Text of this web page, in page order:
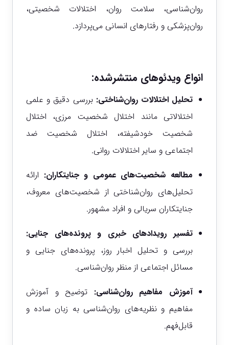
روان‌شناسی، سلامت روان، اختلالات شخصیتی،
روان‌پزشکی و رفتارهای انسانی می‌پردازد.
انواع ویدئوهای منتشرشده:
تحلیل اختلالات روان‌شناختی:بررسی دقیق و علمی
اختلالاتی مانند اختلال شخصیت مرزی، اختلال
شخصیت خودشیفته، اختلال شخصیت ضد
اجتماعی و سایر اختلالات روانی.
مطالعه شخصیت‌های عمومی و جنایتکاران: ارائه
تحلیل‌های روان‌شناختی از شخصیت‌های معروف،
جنایتکاران سریالی و افراد مشهور.
تفسیر رویدادهای خبری و پرونده‌های جنایی:
بررسی و تحلیل اخبار روز، پرونده‌های جنایی و
مسائل اجتماعی از منظر روان‌شناسی.
آموزش مفاهیم روان‌شناسی: توضیح و آموزش
مفاهیم و نظریه‌های روان‌شناسی به زبان ساده و
قابل‌فهم.